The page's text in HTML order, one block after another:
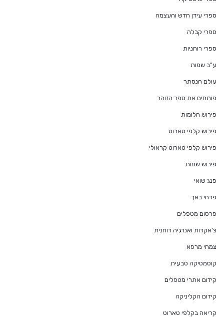
ספרי עידן חדש והעצמה
ספרי קבלה
ספרי רוחניות
ע"ב שמות
עולם הנסתר
פותחים את ספר הזוהר
פירוש חלומות
פירוש קלפי טארוט
פירוש קלפי טארוט קראולי
פירוש שמות
פנג שואי
פרחי באך
פרסום מטפלים
צ'אקרות ואנרגיה רוחנית
צמחי מרפא
קוסמטיקה טבעית
קידום אתרי מטפלים
קידום הקליניקה
קריאה בקלפי טארוט